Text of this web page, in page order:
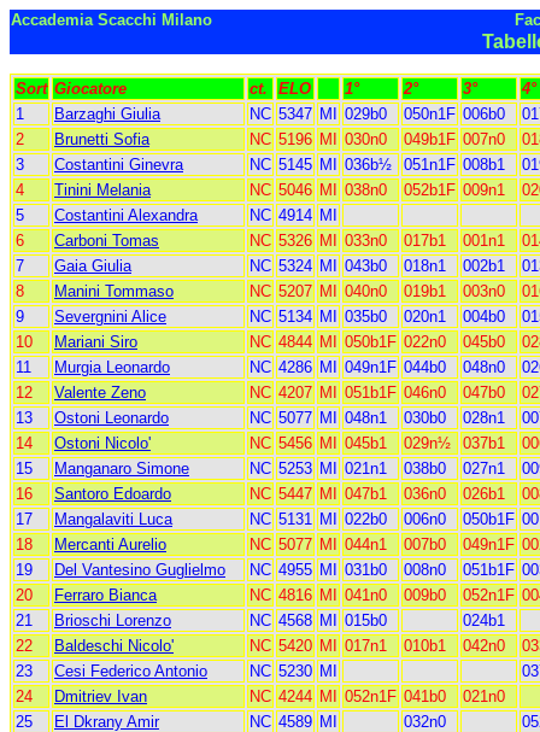
Accademia Scacchi Milano
Sort Giocatore ct. ELO 1° 2° 3°
4°
1
Barzaghi Giulia NC 5347 MI 029b0 050n1F 006b0
2
Brunetti Sofia NC 5196 MI 030n0 049b1F 007n0
3
Costantini Ginevra NC 5145 MI 036b½ 051n1F 008b1
4
Tinini Melania NC 5046 MI 038n0 052b1F 009n1
5
Costantini Alexandra NC 4914 MI
6
Carboni Tomas NC 5326 MI 033n0 017b1 001n1
7
Gaia Giulia NC 5324 MI 043b0 018n1 002b1
8
Manini Tommaso NC 5207 MI 040n0 019b1 003n0
9
Severgnini Alice NC 5134 MI 035b0 020n1 004b0
10
Mariani Siro NC 4844 MI 050b1F 022n0 045b0
11
Murgia Leonardo NC 4286 MI 049n1F 044b0 048n0
12
Valente Zeno NC 4207 MI 051b1F 046n0 047b0
13
Ostoni Leonardo NC 5077 MI 048n1 030b0 028n1
14
Ostoni Nicolo' NC 5456 MI 045b1 029n½ 037b1
15
Manganaro Simone NC 5253 MI 021n1 038b0 027n1
16
Santoro Edoardo NC 5447 MI 047b1 036n0 026b1
17
Mangalaviti Luca NC 5131 MI 022b0 006n0 050b1F
18
Mercanti Aurelio NC 5077 MI 044n1 007b0 049n1F
19
Del Vantesino Guglielmo NC 4955 MI 031b0 008n0 051b1F
20
Ferraro Bianca NC 4816 MI 041n0 009b0 052n1F
21
Brioschi Lorenzo NC 4568 MI 015b0
024b1
22
Baldeschi Nicolo' NC 5420 MI 017n1 010b1 042n0
23
Cesi Federico Antonio NC 5230 MI
24
Dmitriev Ivan NC 4244 MI 052n1F 041b0
021n0
25
El Dkrany Amir NC 4589 MI 032n0